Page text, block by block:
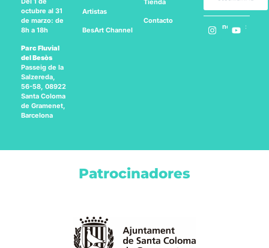
octubre al 31
de marzo: de
8h a 18h
Parc Fluvial
del Besòs
Passeig de la
Salzereda,
56-58, 08922
Santa Coloma
de Gramenet,
Barcelona
Artistas
BesArt Channel
Tienda
Contacto
Síguenos en:
Patrocinadores